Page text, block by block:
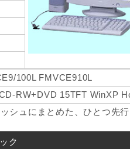
100L FMVCE910L
RW+DVD 15TFT WinXP
シュにまとめた、ひとつ先
ク